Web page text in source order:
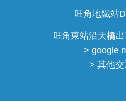
旺角地鐵站
旺角東站沿天橋
> google
> 其他交